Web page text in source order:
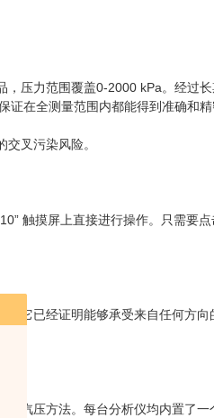
压力范围覆盖0-2000 kPa。经过
在全测量范围内都能得到准确和精
叉污染风险。
触摸屏上直接进行操作。只需要
它已经证明能够承受来自任何方
汽压方法。每台分析仪均内置了